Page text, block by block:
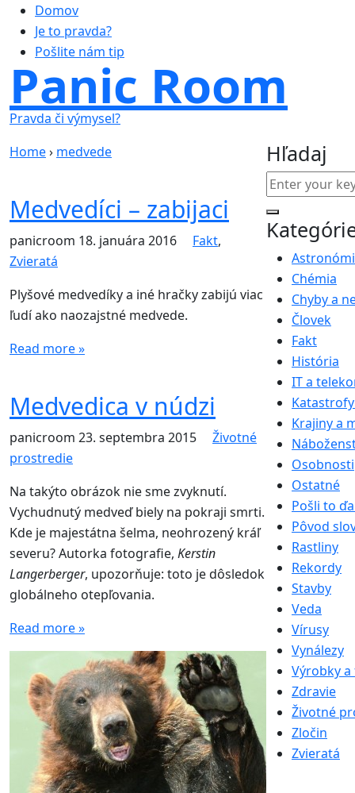
Domov
Je to pravda?
Pošlite nám tip
Panic Room
Pravda či výmysel?
Home› medvede
Medvedíci – zabijaci
panicroom 18. januára 2016 Fakt,
Zvieratá
Plyšové medvedíky a iné hračky zabijú viac
ľudí ako naozajstné medvede.
Read more »
Medvedica v núdzi
panicroom 23. septembra 2015
Životné
prostredie
Na takýto obrázok nie sme zvyknutí.
Vychudnutý medveď biely na pokraji smrti.
Kde je majestátna šelma, neohrozený kráľ
severu? Autorka fotografie, Kerstin
Langerberger, upozorňuje: toto je dôsledok
globálneho otepľovania.
Read more »
Hľadaj
Chémia
Chyby a
Človek
Fakt
História
IT a
Krajiny a
Osobnosti
Ostatné
Pošli to
Pôvod
Rastliny
Rekordy
Stavby
Veda
Vírusy
Vynálezy
Výrobky
Zdravie
Životné
Zločin
Zvieratá